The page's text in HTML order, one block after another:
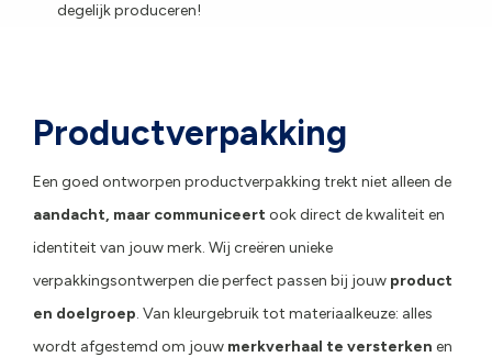
degelijk produceren!
Productverpakking
Een goed ontworpen productverpakking trekt niet alleen de
aandacht, maar communiceertook direct de kwaliteit en
identiteit van jouw merk. Wij creëren unieke
verpakkingsontwerpen die perfect passen bij jouw product
en doelgroep. Van kleurgebruik tot materiaalkeuze: alles
wordt afgestemd om jouw merkverhaal te versterken en